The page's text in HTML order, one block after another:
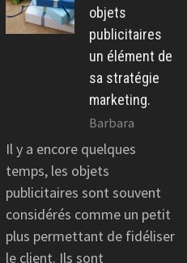
objets
publicitaires
un élément de
sa stratégie
marketing.
Barbara
Il y a encore quelques
temps, les objets
publicitaires sont souvent
considérés comme un petit
plus permettant de fidéliser
le client. Ils sont